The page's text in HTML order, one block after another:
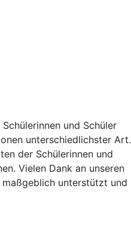
und Schüler
unterschiedlichster Art.
der Schülerinnen und
Vielen Dank an unseren
unterstützt und